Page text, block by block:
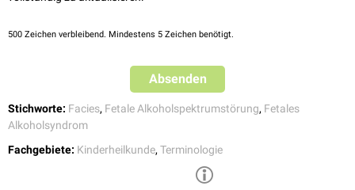
Katzenschrei-Syndrom
Laurence-Moon-Bardet-Biedl-Syndrom
Noonan-Syndrom
OHDO-Syndrom
Osteogenesis imperfecta
500 Zeichen verbleibend. Mindestens 5 Zeichen benötigt.
Absenden
Stichworte: Facies, Fetale Alkoholspektrumstörung, Fetales
Alkoholsyndrom
Fachgebiete: Kinderheilkunde, Terminologie